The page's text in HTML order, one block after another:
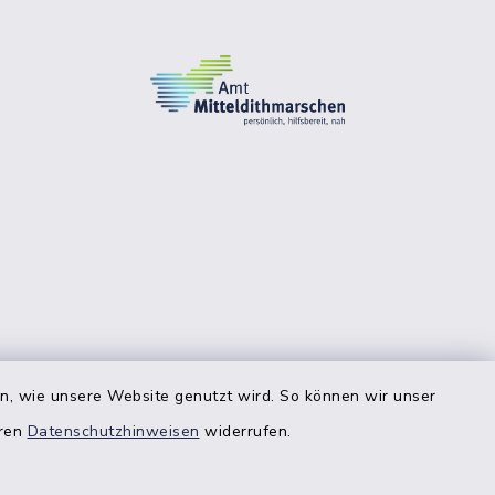
wie unsere Website genutzt wird. So können wir unser
Datenschutzhinweisen widerrufen.